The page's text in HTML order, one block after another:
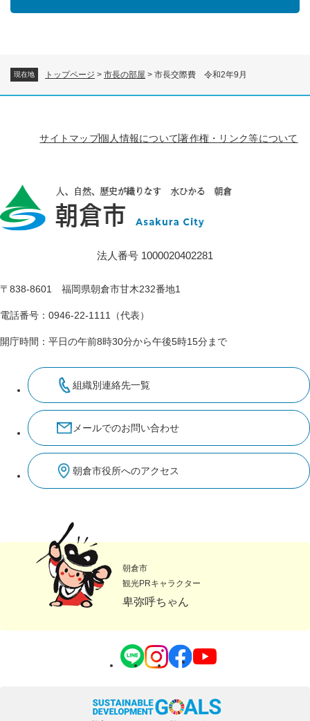
現在地 トップページ > 市長の部屋 > 市長交際費 令和2年9月
サイトマップ個人情報について著作権・リンク等について
法人番号 1000020402281
〒838-8601 福岡県朝倉市甘木232番地1
電話番号：0946-22-1111（代表）
開庁時間：平日の午前8時30分から午後5時15分まで
組織別連絡先一覧
メールでのお問い合わせ
朝倉市役所へのアクセス
朝倉市
観光PRキャラクター
卑弥呼ちゃん